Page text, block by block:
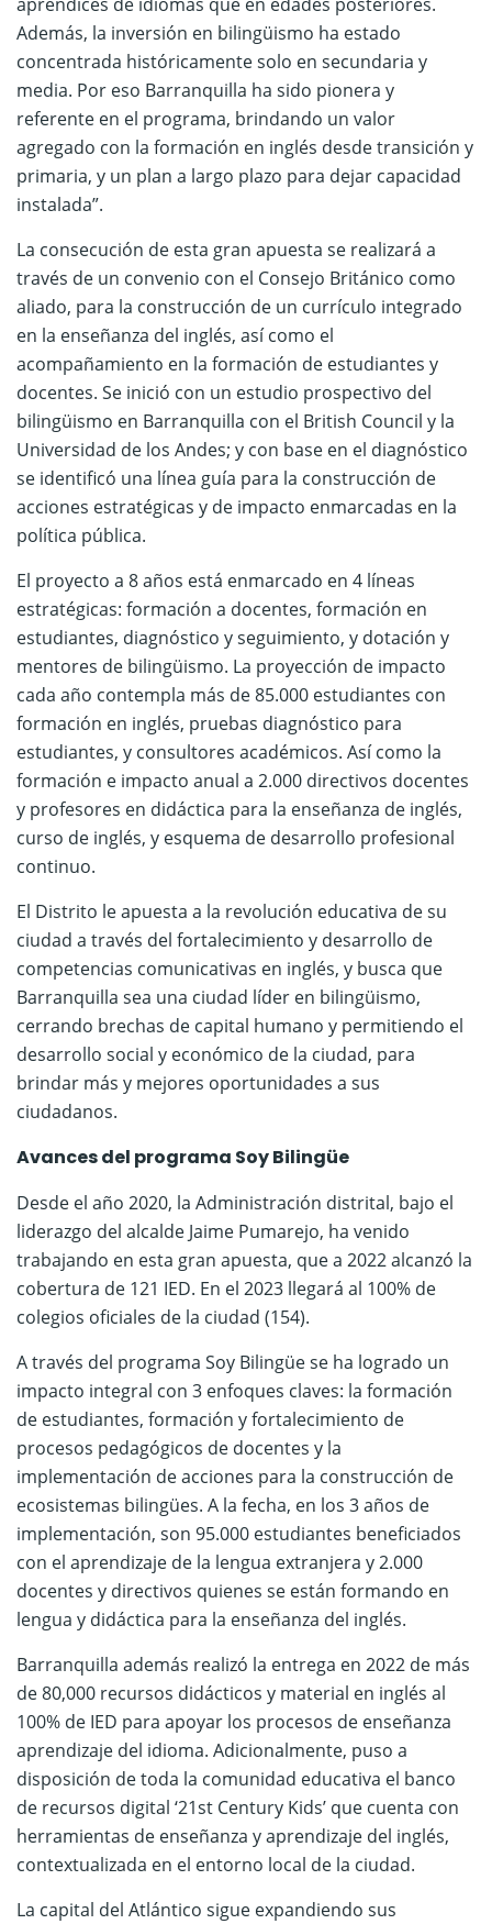
Además, la inversión en bilingüismo ha estado
concentrada históricamente solo en secundaria y
media. Por eso Barranquilla ha sido pionera y
referente en el programa, brindando un valor
agregado con la formación en inglés desde transición y
primaria, y un plan a largo plazo para dejar capacidad
instalada”.
La consecución de esta gran apuesta se realizará a
través de un convenio con el Consejo Británico como
aliado, para la construcción de un currículo integrado
en la enseñanza del inglés, así como el
acompañamiento en la formación de estudiantes y
docentes. Se inició con un estudio prospectivo del
bilingüismo en Barranquilla con el British Council y la
Universidad de los Andes; y con base en el diagnóstico
se identificó una línea guía para la construcción de
acciones estratégicas y de impacto enmarcadas en la
política pública.
El proyecto a 8 años está enmarcado en 4 líneas
estratégicas: formación a docentes, formación en
estudiantes, diagnóstico y seguimiento, y dotación y
mentores de bilingüismo. La proyección de impacto
cada año contempla más de 85.000 estudiantes con
formación en inglés, pruebas diagnóstico para
estudiantes, y consultores académicos. Así como la
formación e impacto anual a 2.000 directivos docentes
y profesores en didáctica para la enseñanza de inglés,
curso de inglés, y esquema de desarrollo profesional
continuo.
El Distrito le apuesta a la revolución educativa de su
ciudad a través del fortalecimiento y desarrollo de
competencias comunicativas en inglés, y busca que
Barranquilla sea una ciudad líder en bilingüismo,
cerrando brechas de capital humano y permitiendo el
desarrollo social y económico de la ciudad, para
brindar más y mejores oportunidades a sus
ciudadanos.
Avances del programa Soy Bilingüe
Desde el año 2020, la Administración distrital, bajo el
liderazgo del alcalde Jaime Pumarejo, ha venido
trabajando en esta gran apuesta, que a 2022 alcanzó la
cobertura de 121 IED. En el 2023 llegará al 100% de
colegios oficiales de la ciudad (154).
A través del programa Soy Bilingüe se ha logrado un
impacto integral con 3 enfoques claves: la formación
de estudiantes, formación y fortalecimiento de
procesos pedagógicos de docentes y la
implementación de acciones para la construcción de
ecosistemas bilingües. A la fecha, en los 3 años de
implementación, son 95.000 estudiantes beneficiados
con el aprendizaje de la lengua extranjera y 2.000
docentes y directivos quienes se están formando en
lengua y didáctica para la enseñanza del inglés.
Barranquilla además realizó la entrega en 2022 de más
de 80,000 recursos didácticos y material en inglés al
100% de IED para apoyar los procesos de enseñanza
aprendizaje del idioma. Adicionalmente, puso a
disposición de toda la comunidad educativa el banco
de recursos digital ‘21st Century Kids’ que cuenta con
herramientas de enseñanza y aprendizaje del inglés,
contextualizada en el entorno local de la ciudad.
La capital del Atlántico sigue expandiendo sus